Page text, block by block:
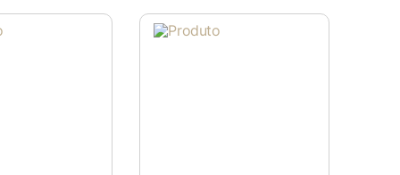
cookies não armazenam